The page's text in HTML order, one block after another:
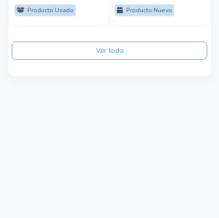
Producto Usado
Producto Nuevo
Ver todo